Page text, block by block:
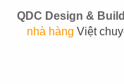
QDC Design & Build
nhà hàng Việt